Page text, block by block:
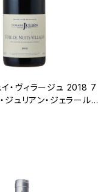
イ・ヴィラージュ 2018 7
ジュリアン・ジェラール＆